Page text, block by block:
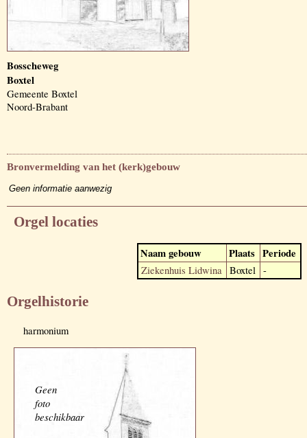
Bosscheweg
Boxtel
Gemeente Boxtel
Noord-Brabant
Bronvermelding van het (kerk)gebouw
Geen informatie aanwezig
Orgel locaties
Naam gebouw Plaats Periode
Ziekenhuis Lidwina Boxtel -
Orgelhistorie
harmonium
Geen
foto
beschikbaar